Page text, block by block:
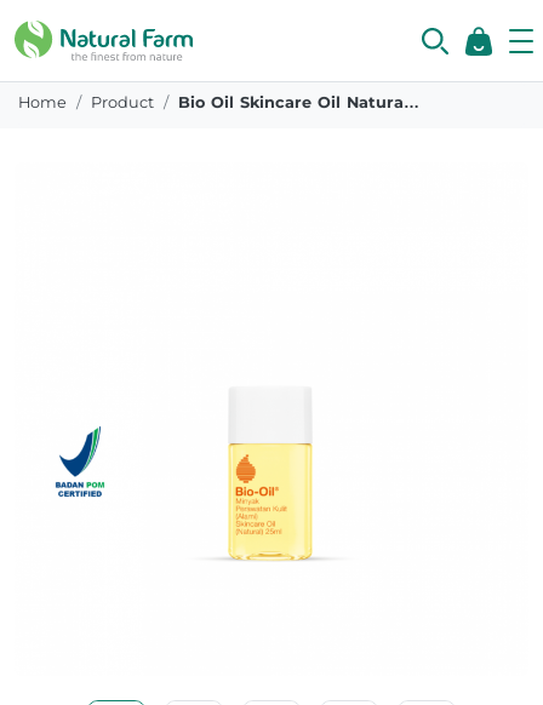
Home Product Bio Oil Skincare Oil Natural 25 Ml